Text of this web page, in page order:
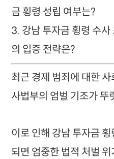
금 횡령 성립 여부는?
3. 강남 투자금 횡령 수사
의 입증 전략은?
최근 경제 범죄에 대한
사법부의 엄벌 기조가 뚜
이로 인해 강남 투자금
되면 엄중한 법적 처벌